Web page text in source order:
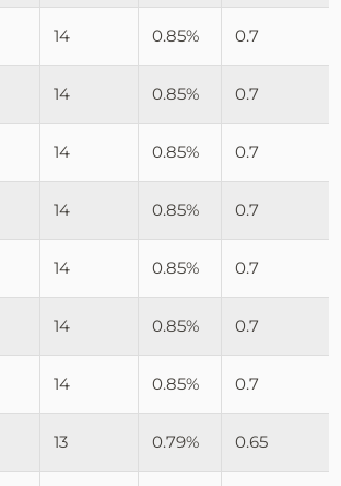
14 0.85% 0.7
14 0.85% 0.7
14 0.85% 0.7
14 0.85% 0.7
14 0.85% 0.7
14 0.85% 0.7
14 0.85% 0.7
13 0.79% 0.65